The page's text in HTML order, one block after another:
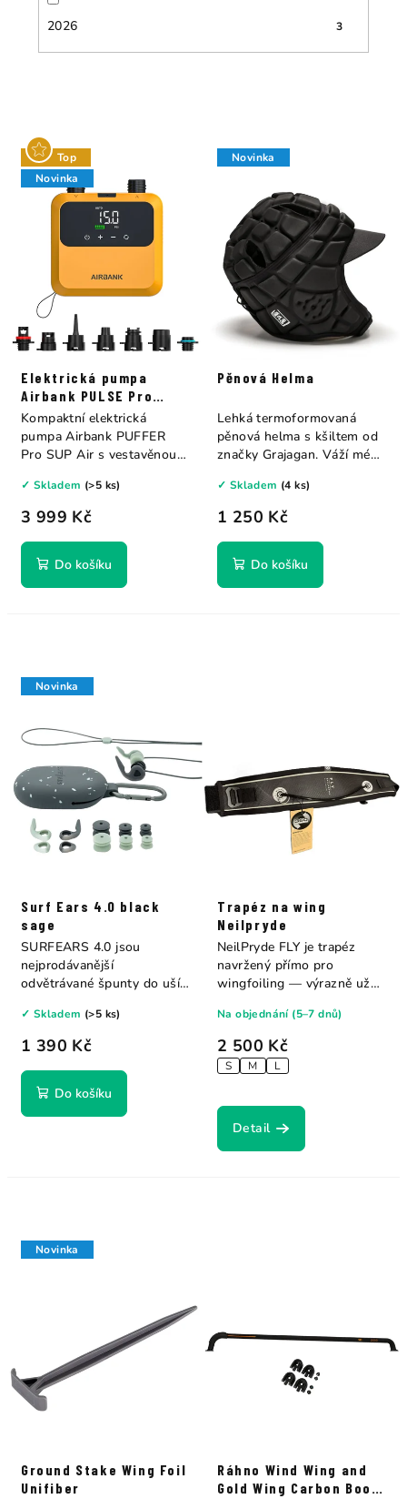
2026 3
Novinka
Top
Elektrická pumpa
Airbank PULSE Pro
Rechargeable Pump 20
PSI
3 999 Kč
✓ Skladem (>5 ks)
Do košíku
Kompaktní elektrická
pumpa Airbank PUFFER
Pro SUP Air s vestavěnou
Novinka
Pěnová Helma
1 250 Kč
✓ Skladem (4 ks)
Do košíku
Lehká termoformovaná
pěnová helma s kšiltem od
značky Grajagan. Váží méně
Novinka
Surf Ears 4.0 black
sage
1 390 Kč
✓ Skladem (>5 ks)
Do košíku
SURFEARS 4.0 jsou
nejprodávanější
odvětrávané špunty do uší
Trapéz na wing
Neilpryde
2 500 Kč
S M L
Na objednání (5–7 dnů)
Detail
NeilPryde FLY je trapéz
navržený přímo pro
wingfoiling — výrazně užší
Novinka
Ground Stake Wing Foil
Unifiber
Ráhno Wind Wing and
Gold Wing Carbon Boom